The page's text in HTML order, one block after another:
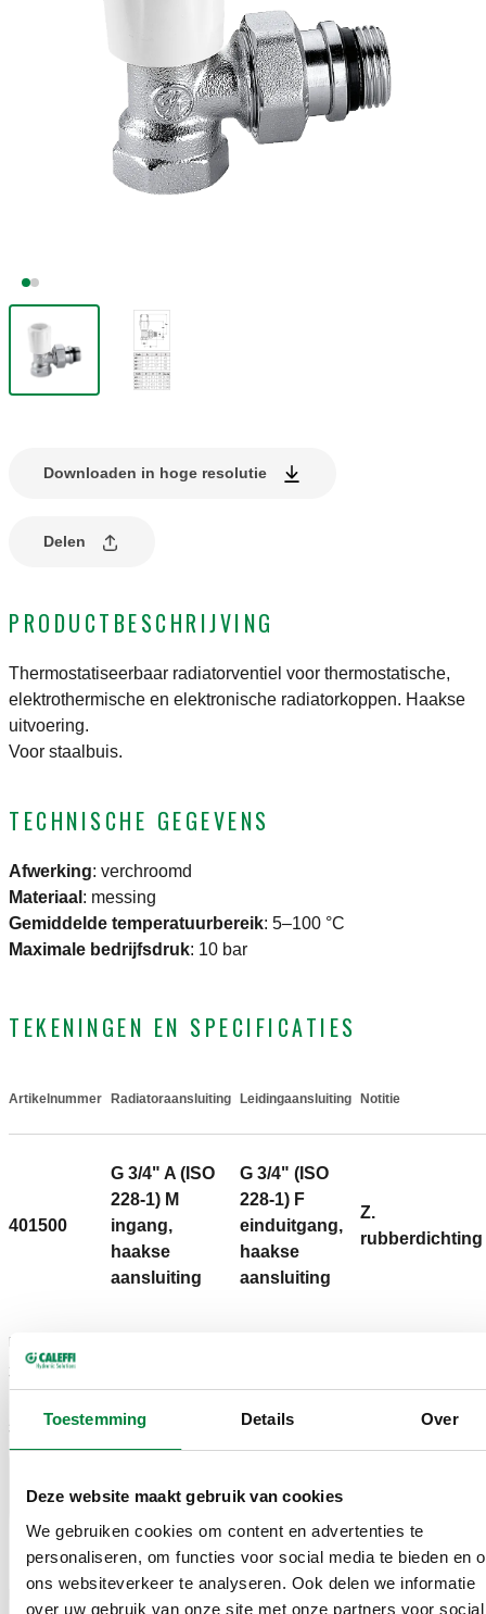
Toestemming Details Over
Deze website maakt gebruik van cookies
We gebruiken cookies om content en advertenties te
personaliseren, om functies voor social media te bieden en
ons websiteverkeer te analyseren. Ook delen we informatie
over uw gebruik van onze site met onze partners voor social
Downloaden in hoge resolutie
Delen
PRODUCTBESCHRIJVING
Thermostatiseerbaar radiatorventiel voor thermostatische,
elektrothermische en elektronische radiatorkoppen. Haakse
uitvoering.
Voor staalbuis.
TECHNISCHE GEGEVENS
Afwerking: verchroomd
Materiaal : messing
Gemiddelde temperatuurbereik: 5–100 °C
Maximale bedrijfsdruk: 10 bar
TEKENINGEN EN SPECIFICATIES
Artikelnummer Radiatoraansluiting Leidingaansluiting Notitie
401500
G 3/4" A (ISO
228-1) M
ingang,
haakse
aansluiting
G 3/4" (ISO
228-1) F
einduitgang,
haakse
aansluiting
Z.
rubberdichting
Kv
3,36 m³/h
3D-modellen
BIM
Bestektekst Weergeven